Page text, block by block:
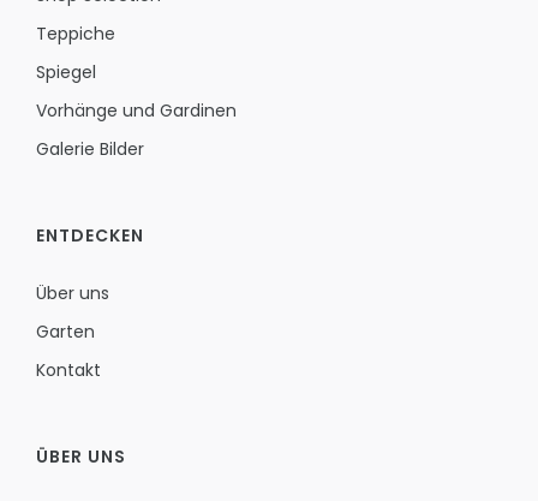
Teppiche
Spiegel
Vorhänge und Gardinen
Galerie Bilder
ENTDECKEN
Über uns
Garten
Kontakt
ÜBER UNS